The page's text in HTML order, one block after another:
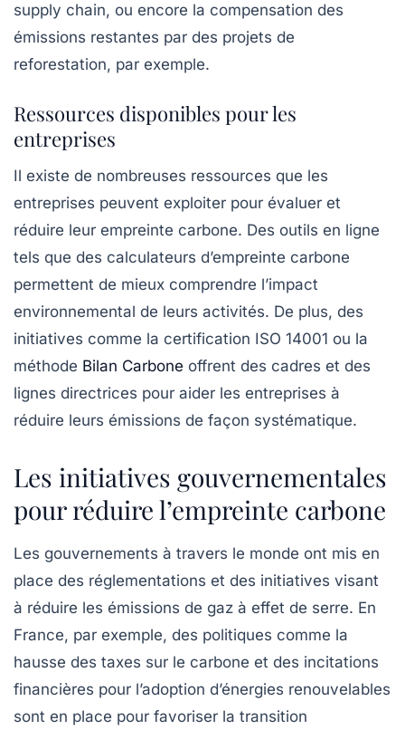
supply chain, ou encore la compensation des
émissions restantes par des projets de
reforestation, par exemple.
Ressources disponibles pour les
entreprises
Il existe de nombreuses ressources que les
entreprises peuvent exploiter pour évaluer et
réduire leur empreinte carbone. Des outils en ligne
tels que des calculateurs d’empreinte carbone
permettent de mieux comprendre l’impact
environnemental de leurs activités. De plus, des
initiatives comme la certification ISO 14001 ou la
méthode Bilan Carbone offrent des cadres et des
lignes directrices pour aider les entreprises à
réduire leurs émissions de façon systématique.
Les initiatives gouvernementales
pour réduire l’empreinte carbone
Les gouvernements à travers le monde ont mis en
place des réglementations et des initiatives visant
à réduire les émissions de gaz à effet de serre. En
France, par exemple, des politiques comme la
hausse des taxes sur le carbone et des incitations
financières pour l’adoption d’énergies renouvelables
sont en place pour favoriser la transition